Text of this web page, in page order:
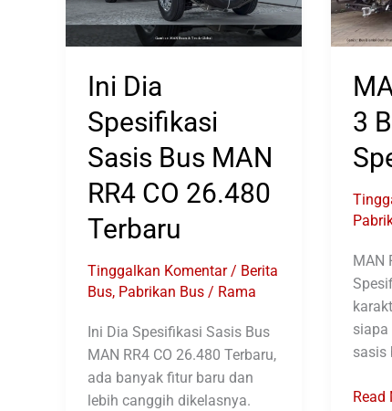
Ini Dia
Spesifikasi
Sasis Bus MAN
RR4 CO 26.480
Terbaru
Tinggalkan Komentar / Berita
Bus, Pabrikan Bus / Rama
Ini Dia Spesifikasi Sasis Bus
MAN RR4 CO 26.480 Terbaru,
ada banyak fitur baru dan
lebih canggih dikelasnya.
3
MAN
siapa
sasis
MAN
Read